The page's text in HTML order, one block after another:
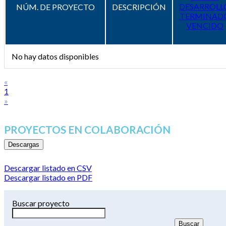
NÚM. DE PROYECTO DESCRIPCIÓN
VENCIDO
No hay datos disponibles
«
1
»
PROYECTOS EN COLABORACIÓN
Descargas
Descargar listado en CSV
Descargar listado en PDF
Buscar proyecto